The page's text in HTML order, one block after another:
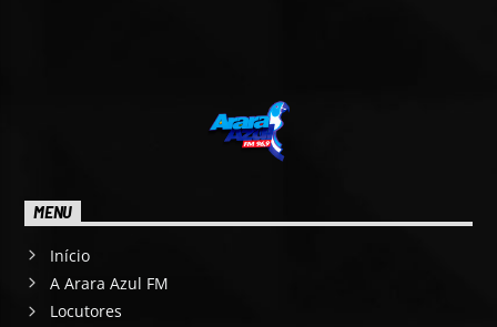
MENU
Início
A Arara Azul FM
Locutores